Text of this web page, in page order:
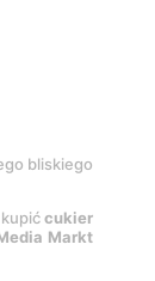
bliskiego
kupićcukier
Markt